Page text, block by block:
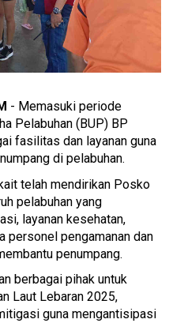
- Memasuki periode
Pelabuhan (BUP) BP
fasilitas dan layanan guna
di pelabuhan.
telah mendirikan Posko
pelabuhan yang
layanan kesehatan,
personel pengamanan dan
penumpang.
berbagai pihak untuk
Laut Lebaran 2025,
guna mengantisipasi